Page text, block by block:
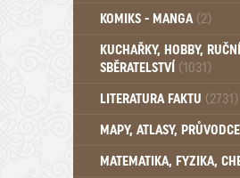
Komiks - Čtyřlístek (234)
KOMIKS - MANGA (2)
KUCHAŘKY, HOBBY,
SBĚRATELSTVÍ (1031)
Dům a byt (102)
LITERATURA FAKTU (2731)
Katalogy (503)
MAPY, ATLASY, PRŮVODCE
MATEMATIKA, FYZIKA,